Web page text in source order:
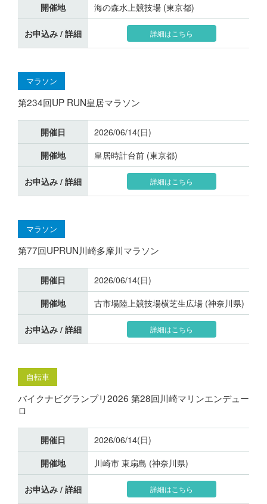
開催地
海の森水上競技場 (東京都)
お申込み / 詳細 詳細はこちら
マラソン
第234回UP RUN皇居マラソン
開催日
2026/06/14(日)
開催地
皇居時計台前 (東京都)
お申込み / 詳細 詳細はこちら
マラソン
第77回UPRUN川崎多摩川マラソン
開催日
2026/06/14(日)
開催地
古市場陸上競技場横芝生広場 (神奈川県)
お申込み / 詳細 詳細はこちら
自転車
バイクナビグランプリ2026 第28回川崎マリンエンデュー
ロ
開催日
2026/06/14(日)
開催地
川崎市 東扇島 (神奈川県)
お申込み / 詳細 詳細はこちら